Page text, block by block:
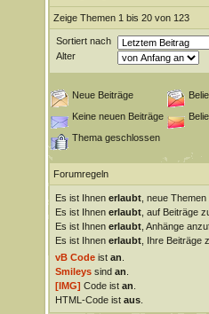
Zeige Themen 1 bis 20 von 123
Sortiert nach
Alter
Neue Beiträge
Keine neuen Beiträge
Thema geschlossen
Forumregeln
Es ist Ihnen erlaubt, neue Themen
Es ist Ihnen erlaubt, auf Beiträge
Es ist Ihnen erlaubt, Anhänge
Es ist Ihnen erlaubt, Ihre Beiträge
vB Codeist an
Smileyssind an
[IMG] Code ist an
HTML-Code ist aus.